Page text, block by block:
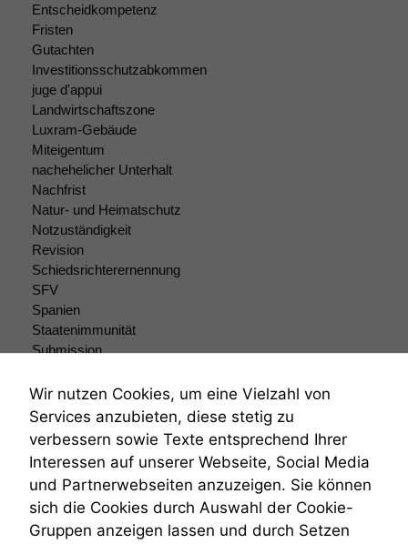
Entscheidkompetenz
Fristen
Gutachten
Investitionsschutzabkommen
juge d'appui
Landwirtschaftszone
Luxram-Gebäude
Miteigentum
nachehelicher Unterhalt
Nachfrist
Natur- und Heimatschutz
Notzuständigkeit
Revision
Schiedsrichterernennung
SFV
Spanien
Staatenimmunität
Submission
Teilungsklage
Venezuela
VRK
Wiederherstellungsanordnung
Zivilprozessordnung
ZPO
Zustellfiktion
Zuständigkeit
Wir nutzen Cookies, um eine Vielzahl von
Services anzubieten, diese stetig zu
verbessern sowie Texte entsprechend Ihrer
Interessen auf unserer Webseite, Social Media
und Partnerwebseiten anzuzeigen. Sie können
sich die Cookies durch Auswahl der Cookie-
Gruppen anzeigen lassen und durch Setzen
verbessern,
zeichnen
wir
anonyme
statistische
Daten auf.